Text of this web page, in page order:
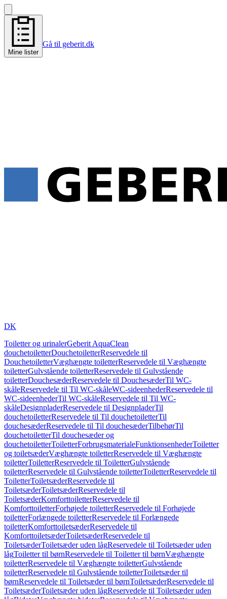
Mine lister
Gå til geberit.dk
DK
Toiletter og urinalerGeberit AquaClean
douchetoiletterDouchetoiletterReservedele til
DouchetoiletterVæghængte toiletterReservedele til Væghængte
toiletterGulvstående toiletterReservedele til Gulvstående
toiletterDouchesæderReservedele til DouchesæderTil WC-
skåleReservedele til Til WC-skåleWC-sideenhederReservedele til
WC-sideenhederTil WC-skåleReservedele til Til WC-
skåleDesignpladerReservedele til DesignpladerTil
douchetoiletterReservedele til Til douchetoiletterTil
douchesæderReservedele til Til douchesæderTilbehørTil
douchetoiletterTil douchesæder og
douchetoiletterToiletterForbrugsmaterialeFunktionsenhederToiletter
og toiletsæderVæghængte toiletterReservedele til Væghængte
toiletterToiletterReservedele til ToiletterGulvstående
toiletterReservedele til Gulvstående toiletterToiletterReservedele til
ToiletterToiletsæderReservedele til
ToiletsæderToiletsæderReservedele til
ToiletsæderKomforttoiletterReservedele til
KomforttoiletterForhøjede toiletterReservedele til Forhøjede
toiletterForlængede toiletterReservedele til Forlængede
toiletterKomforttoiletsæderReservedele til
KomforttoiletsæderToiletsæderReservedele til
ToiletsæderToiletsæder uden lågReservedele til Toiletsæder uden
lågToiletter til børnReservedele til Toiletter til børnVæghængte
toiletterReservedele til Væghængte toiletterGulvstående
toiletterReservedele til Gulvstående toiletterToiletsæder til
børnReservedele til Toiletsæder til børnToiletsæderReservedele til
ToiletsæderToiletsæder uden lågReservedele til Toiletsæder uden